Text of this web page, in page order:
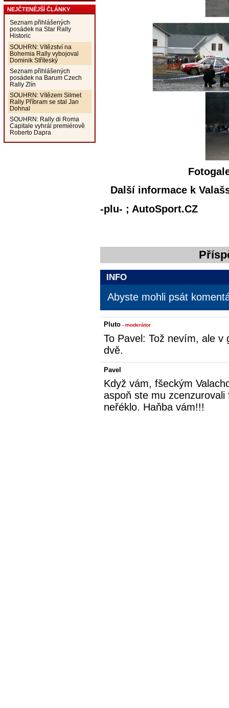
NEJČTENĚJŠÍ ČLÁNKY
Seznam přihlášených
posádek na Star Rally
Historic
SOUHRN: Vítězství na
Bohemia Rally vybojoval
Dominik Stříteský
Seznam přihlášených
posádek na Barum Czech
Rally Zlín
SOUHRN: Vítězem Silmet
Rally Příbram se stal Jan
Dohnal
SOUHRN: Rally di Roma
Capitale vyhrál premiérově
Roberto Dapra
Další informace k
-plu- ; AutoSport.CZ
INFO
Abyste mohli psát
Pluto - moderátor
To Pavel: Tož nevím, ale
dvě.
Pavel
Když vám, fšeckým
aspoň ste mu
neřéklo. Haňba vám!!!